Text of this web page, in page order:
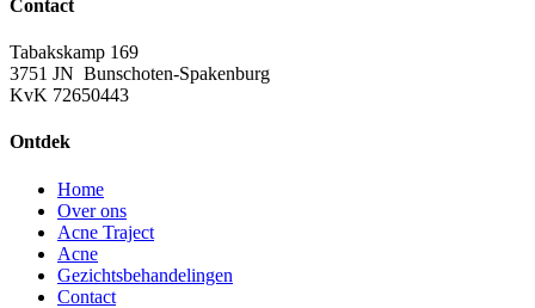
Contact
Tabakskamp 169
3751 JN Bunschoten-Spakenburg
KvK 72650443
Ontdek
Home
Over ons
Acne Traject
Acne
Gezichtsbehandelingen
Contact